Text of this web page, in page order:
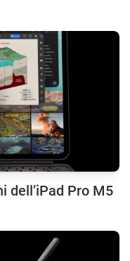
dell’iPad Pro M5